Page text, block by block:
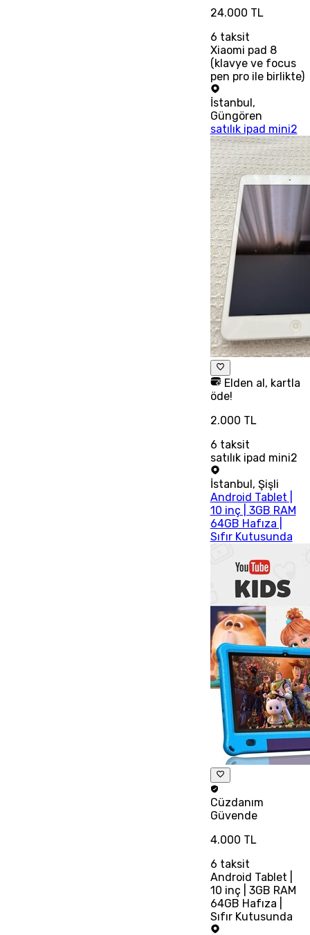
24.000 TL
6 taksit
Xiaomi pad 8
(klavye ve focus
pen pro ile birlikte)
İstanbul ,
Güngören
satılık ipad mini2
Elden al, kartla
öde!
2.000 TL
6 taksit
satılık ipad mini2
İstanbul, Şişli
Android Tablet |
10 inç | 3GB RAM
64GB Hafıza |
Sıfır Kutusunda
Cüzdanım
Güvende
4.000 TL
6 taksit
Android Tablet |
10 inç | 3GB RAM
64GB Hafıza |
Sıfır Kutusunda